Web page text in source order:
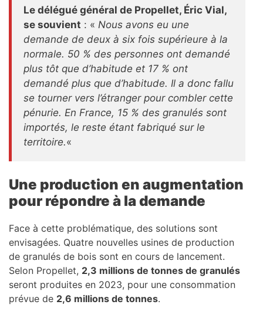
Le délégué général de Propellet, Éric Vial,
se souvient : « Nous avons eu une
demande de deux à six fois supérieure à la
normale. 50 % des personnes ont demandé
plus tôt que d’habitude et 17 % ont
demandé plus que d’habitude. Il a donc fallu
se tourner vers l’étranger pour combler cette
pénurie. En France, 15 % des granulés sont
importés, le reste étant fabriqué sur le
territoire.«
Une production en augmentation
pour répondre à la demande
Face à cette problématique, des solutions sont
envisagées. Quatre nouvelles usines de production
de granulés de bois sont en cours de lancement.
Selon Propellet, 2,3 millions de tonnes de granulés
seront produites en 2023, pour une consommation
prévue de 2,6 millions de tonnes.